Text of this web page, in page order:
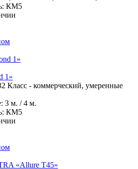
КМ5
1»
Класс - коммерческий, умеренные
3 м. / 4 м.
КМ5